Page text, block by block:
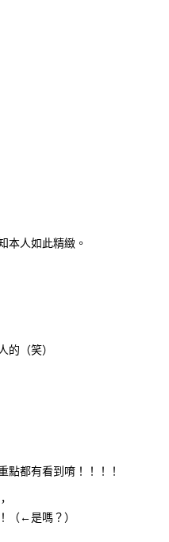
本人如此精緻。
的（笑）
點都有看到唷！！！！
（←是嗎？）